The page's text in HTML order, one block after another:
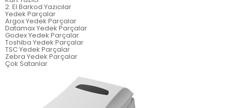
2. El Barkod Yazıcılar
Yedek Parçalar
Argox Yedek Parçalar
Datamax Yedek Parçalar
Godex Yedek Parçalar
Toshiba Yedek Parçalar
TSC Yedek Parçalar
Zebra Yedek Parçalar
Çok Satanlar